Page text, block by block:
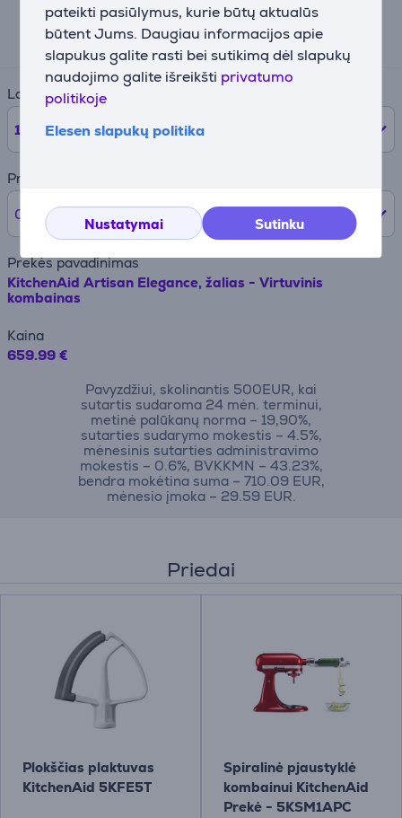
pateikti pasiūlymus, kurie būtų aktualūs
būtent Jums. Daugiau informacijos apie
slapukus galite rasti bei sutikimą dėl slapukų
naudojimo galite išreikšti privatumo
politikoje
Elesen slapukų politika
Nustatymai Sutinku
Preliminari mėnesinė įmoka
67 €
Laikotarpis
12 mėnesių
Pradinė įmoka
0% /0 €
Prekės pavadinimas
KitchenAid Artisan Elegance, žalias - Virtuvinis
kombainas
Kaina
659.99 €
Pavyzdžiui, skolinantis 500EUR, kai
sutartis sudaroma 24 mėn. terminui,
metinė palūkanų norma – 19,90%,
sutarties sudarymo mokestis – 4.5%,
mėnesinis sutarties administravimo
mokestis – 0.6%, BVKKMN – 43.23%,
bendra mokėtina suma – 710.09 EUR,
mėnesio įmoka – 29.59 EUR.
Priedai
Plokščias plaktuvas
KitchenAid 5KFE5T
Spiralinė pjaustyklė
kombainui KitchenAid
Prekė - 5KSM1APC